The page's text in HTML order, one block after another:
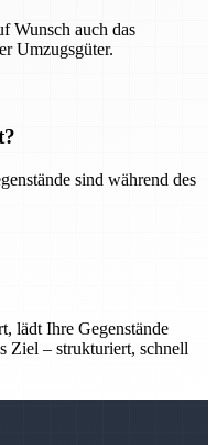
Wunsch auch das
Umzugsgüter.
sind während des
lädt Ihre Gegenstände
Ziel – strukturiert, schnell